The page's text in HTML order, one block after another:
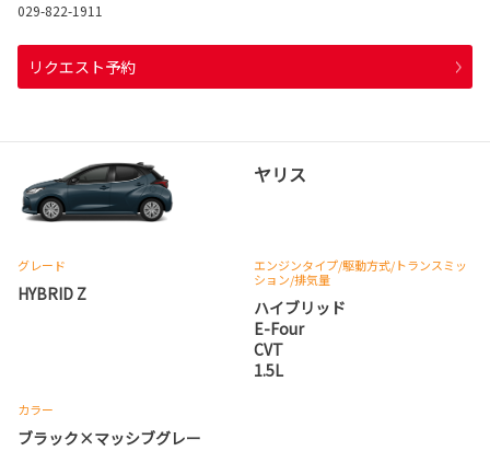
029-822-1911
リクエスト予約
ヤリス
グレード
HYBRID Z
エンジンタイプ/駆動方式/トランスミッ
ション/排気量
ハイブリッド
E-Four
CVT
1.5L
カラー
ブラック×マッシブグレー